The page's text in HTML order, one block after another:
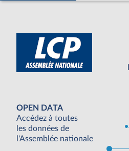
OPEN DATA
Accédez à toutes
les données de
l'Assemblée nationale